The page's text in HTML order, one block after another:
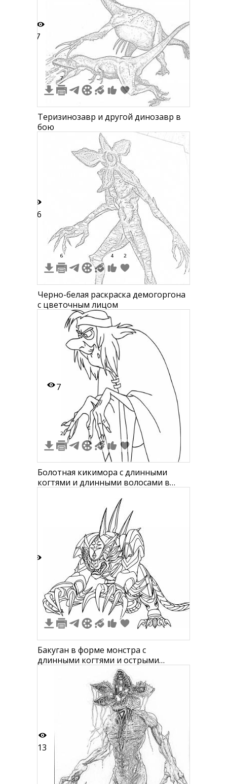
7
7
Теризинозавр и другой динозавр в
бою
16
6 4 2
Черно-белая раскраска демогоргона
с цветочным лицом
7
2
Болотная кикимора с длинными
когтями и длинными волосами в
3
Бакуган в форме монстра с
длинными когтями и острыми
13